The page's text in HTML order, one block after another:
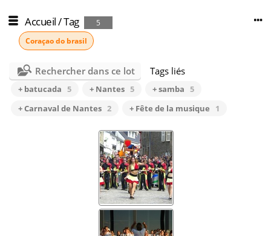
Accueil/Tag
5
Coraçao do brasil
Rechercher dans ce lot Tags liés
+ batucada 5 + Nantes 5 + samba 5
+ Carnaval de Nantes 2 + Fête de la musique 1